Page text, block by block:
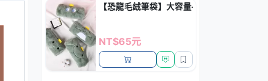
【恐龍毛絨筆袋】大容量-多功能文具化妝包
NT$65元